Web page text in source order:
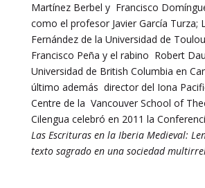
Martínez Berbel y Francisco
como el profesor Javier García Turza;
Fernández de la Universidad de
Francisco Peña y el rabino Robert
Universidad de British Columbia en
último además director del Iona
Centre de la Vancouver School of
Cilengua celebró en 2011 la
Las Escrituras en la Iberia Medieval:
texto sagrado en una sociedad